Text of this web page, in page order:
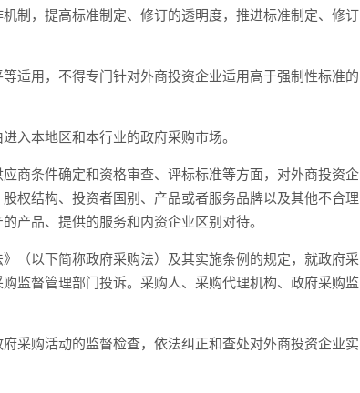
制，提高标准制定、修订的透明度，推进标准制定、修订
适用，不得专门针对外商投资企业适用高于强制性标准的
本地区和本行业的政府采购市场。
商条件确定和资格审查、评标标准等方面，对外商投资企
权结构、投资者国别、产品或者服务品牌以及其他不合理
产品、提供的服务和内资企业区别对待。
（以下简称政府采购法）及其实施条例的规定，就政府采
监督管理部门投诉。采购人、采购代理机构、政府采购监
采购活动的监督检查，依法纠正和查处对外商投资企业实